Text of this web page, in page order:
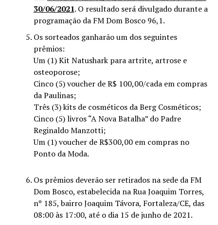
30/06/2021. O resultado será divulgado durante a
programação da FM Dom Bosco 96,1.
Os sorteados ganharão um dos seguintes
prêmios:
Um (1) Kit Natushark para artrite, artrose e
osteoporose;
Cinco (5) voucher de R$ 100,00/cada em compras
da Paulinas;
Três (3) kits de cosméticos da Berg Cosméticos;
Cinco (5) livros “A Nova Batalha” do Padre
Reginaldo Manzotti;
Um (1) voucher de R$300,00 em compras no
Ponto da Moda.
Os prêmios deverão ser retirados na sede da FM
Dom Bosco, estabelecida na Rua Joaquim Torres,
nº 185, bairro Joaquim Távora, Fortaleza/CE, das
08:00 às 17:00, até o dia 15 de junho de 2021.